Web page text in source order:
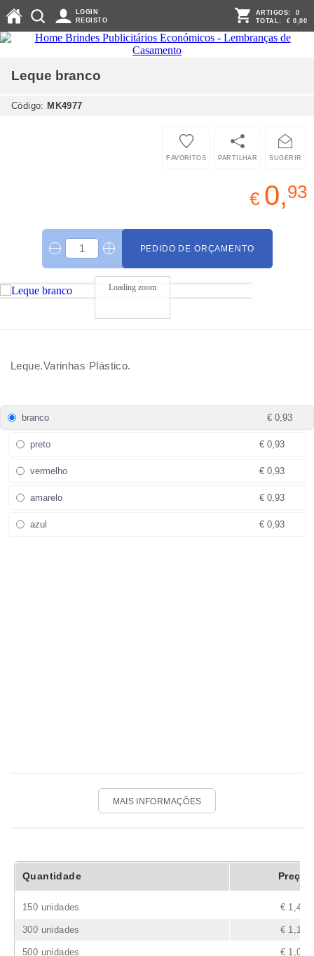
LOGIN
REGISTO
ARTIGOS: 0
TOTAL: € 0,00
Leque branco
Código: MK4977
SUGERIR
PARTILHAR
FAVORITOS
€ 0,93
PEDIDO DE ORÇAMENTO
Loading zoom
Leque.Varinhas Plástico.
branco € 0,93
preto € 0,93
vermelho € 0,93
amarelo € 0,93
azul € 0,93
MAIS INFORMAÇÕES
Quantidade Preço
150 unidades € 1,43
300 unidades € 1,15
500 unidades € 1,02